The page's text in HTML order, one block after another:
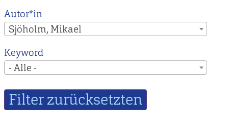
Autor*in
Sjöholm, Mikael
Keyword
- Alle -